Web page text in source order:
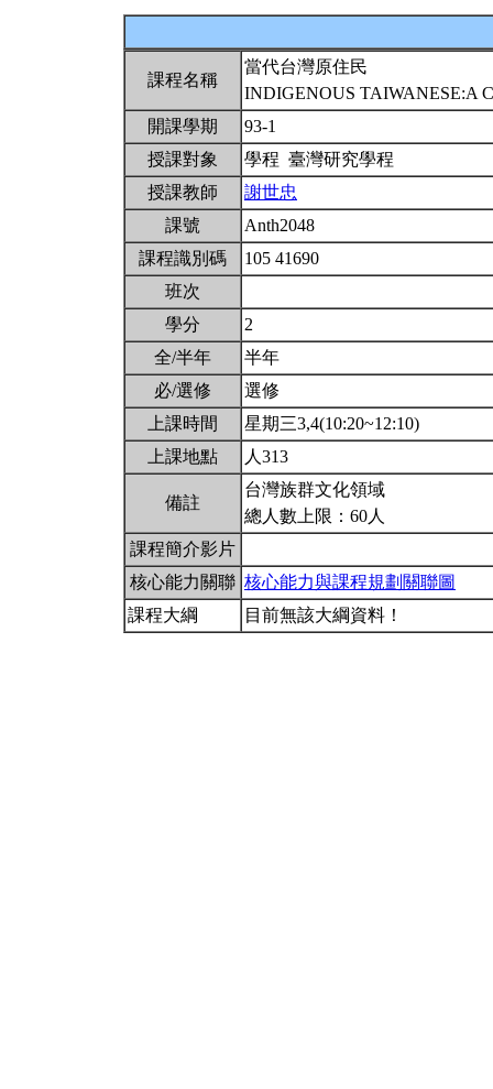
課程名稱
當代台灣原住民
INDIGENOUS TAIWANESE:A
開課學期
93-1
授課對象
學程 臺灣研究學程
授課教師
謝世忠
課號
Anth2048
課程識別碼
105 41690
班次
學分
2
全/半年
半年
必/選修
選修
上課時間
星期三3,4(10:20~12:10)
上課地點
人313
備註
台灣族群文化領域
總人數上限：60人
課程簡介影片
核心能力關聯 核心能力與課程規劃關聯圖
課程大綱
目前無該大綱資料！